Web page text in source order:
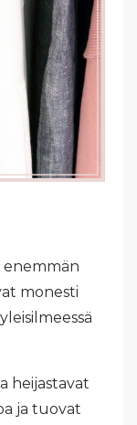
enemmän
monesti
heijastavat
ja tuovat